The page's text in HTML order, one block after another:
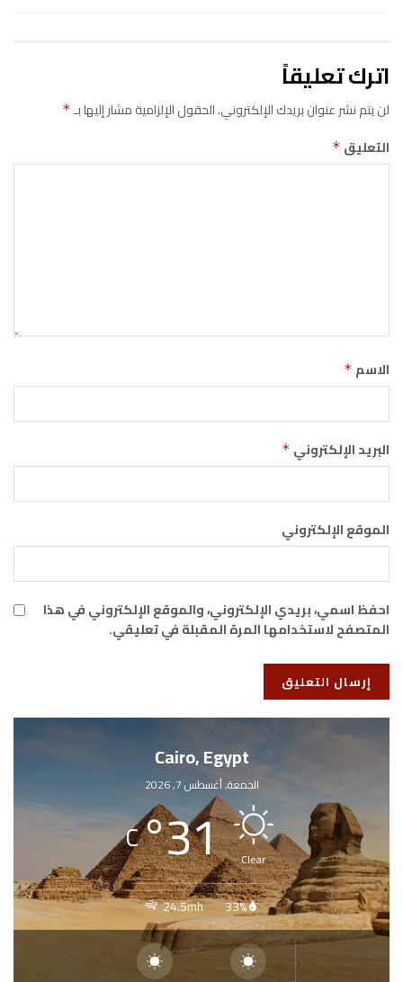
اترك تعليقاً
لن يتم نشر عنوان بريدك الإلكتروني.الحقول الإلزامية مشار إليها بـ*
التعليق *
الاسم *
البريد الإلكتروني *
الموقع الإلكتروني
احفظ اسمي، بريدي الإلكتروني، والموقع الإلكتروني في هذا
المتصفح لاستخدامها المرة المقبلة في تعليقي.
Cairo, Egypt
الجمعة, أغسطس 7, 2026
Clear
31
°
C
33%
24.5mh